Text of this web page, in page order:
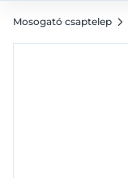
Mosogató csaptelep